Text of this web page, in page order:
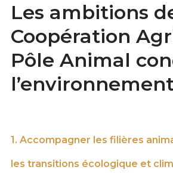
Les ambitions
Coopération
Pôle Animal
1. Accompagner les filières
les transitions écologique et